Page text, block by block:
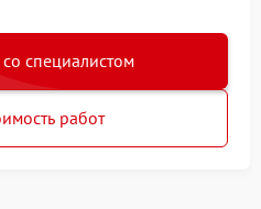
специалистом
работ